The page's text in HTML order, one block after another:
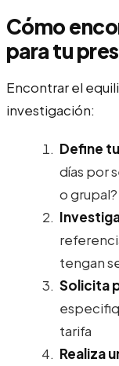
Cómo
para tu
Encontrar el
investigación:
Define
días por
o
tengan
Solicita
tarifa
Realiza